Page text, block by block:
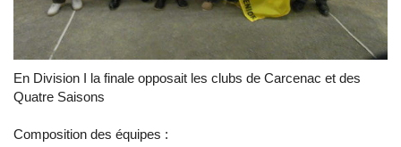
En Division I la finale opposait les clubs de Carcenac et des
Quatre Saisons
Composition des équipes :